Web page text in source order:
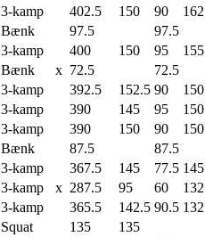
3-kamp 402.5 150 90
Bænk 97.5
97.5
3-kamp 400 150 95
155
Bænk x 72.5
72.5
3-kamp 392.5 152.5 90
150
3-kamp 390 145 95
150
3-kamp 390 150 90
150
Bænk 87.5
87.5
3-kamp 367.5 145 77.5 145
3-kamp x 287.5 95 60
3-kamp 365.5 142.5 90.5
Squat 135
135